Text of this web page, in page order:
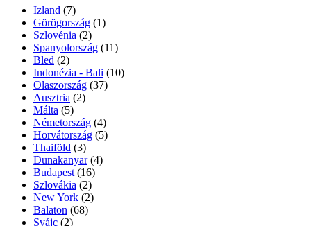
Izland (7)
Görögország (1)
Szlovénia (2)
Spanyolország (11)
Bled (2)
Indonézia - Bali (10)
Olaszország (37)
Ausztria (2)
Málta (5)
Németország (4)
Horvátország (5)
Thaiföld (3)
Dunakanyar (4)
Budapest (16)
Szlovákia (2)
New York (2)
Balaton (68)
Svájc (2)